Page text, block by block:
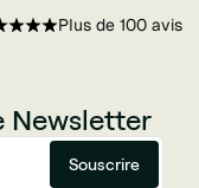
Plus de 100 avis
Newsletter